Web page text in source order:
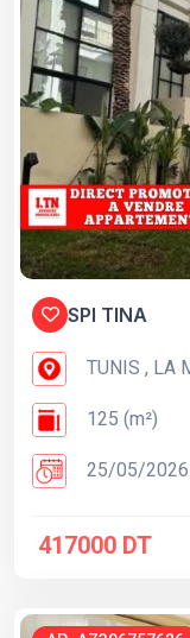
SPI TINA
TUNIS , LA
125 (m²)
25/05/2026
417000 DT